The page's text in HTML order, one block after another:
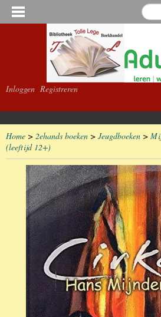
Inloggen Registreren
Home > 2ehands boeken > Jeugdboeken >
(leeftijd 12+)